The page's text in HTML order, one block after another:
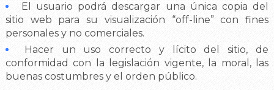
El usuario podrá descargar una única copia del
sitio web para su visualización “off-line” con fines
personales y no comerciales.
Hacer un uso correcto y lícito del sitio, de
conformidad con la legislación vigente, la moral, las
buenas costumbres y el orden público.